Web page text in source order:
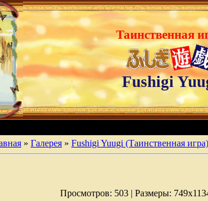
Таинственная
Fushigi
» Галерея » Fushigi Yuugi (Таинственная игра)
Просмотров: 503 | Размеры: